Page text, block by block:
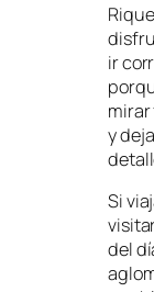
ir
y
Si
del